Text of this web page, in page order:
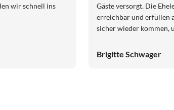
wir schnell ins
Gäste versorgt. Die
erreichbar und erfüllen
sicher wieder kommen,
Schwager
Brigitte Schwager